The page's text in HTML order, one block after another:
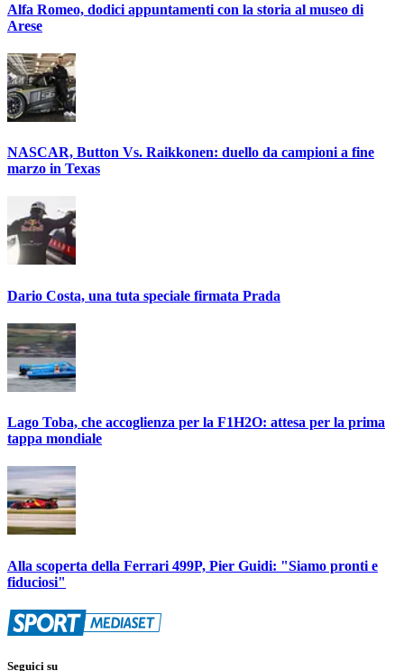
Alfa Romeo, dodici appuntamenti con la storia al museo di
Arese
NASCAR, Button Vs. Raikkonen: duello da campioni a fine
marzo in Texas
Dario Costa, una tuta speciale firmata Prada
Lago Toba, che accoglienza per la F1H2O: attesa per la prima
tappa mondiale
Alla scoperta della Ferrari 499P, Pier Guidi: "Siamo pronti e
fiduciosi"
Seguici su